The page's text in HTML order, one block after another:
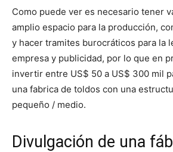
Como puede ver es necesario tener
amplio espacio para la producción,
y hacer tramites burocráticos para la
empresa y publicidad, por lo que en
invertir entre US$ 50 a US$ 300 mil
una fabrica de toldos con una
pequeño / medio.
Divulgación de una